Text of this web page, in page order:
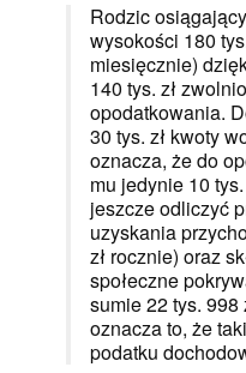
Rodzic
wysokości 180
miesięcznie)
140 tys. zł
opodatkowania.
30 tys. zł kwoty
oznacza, że do
mu jedynie 10
jeszcze odliczyć
uzyskania
zł rocznie) oraz
społeczne
sumie 22 tys. 998
oznacza to, że
podatku